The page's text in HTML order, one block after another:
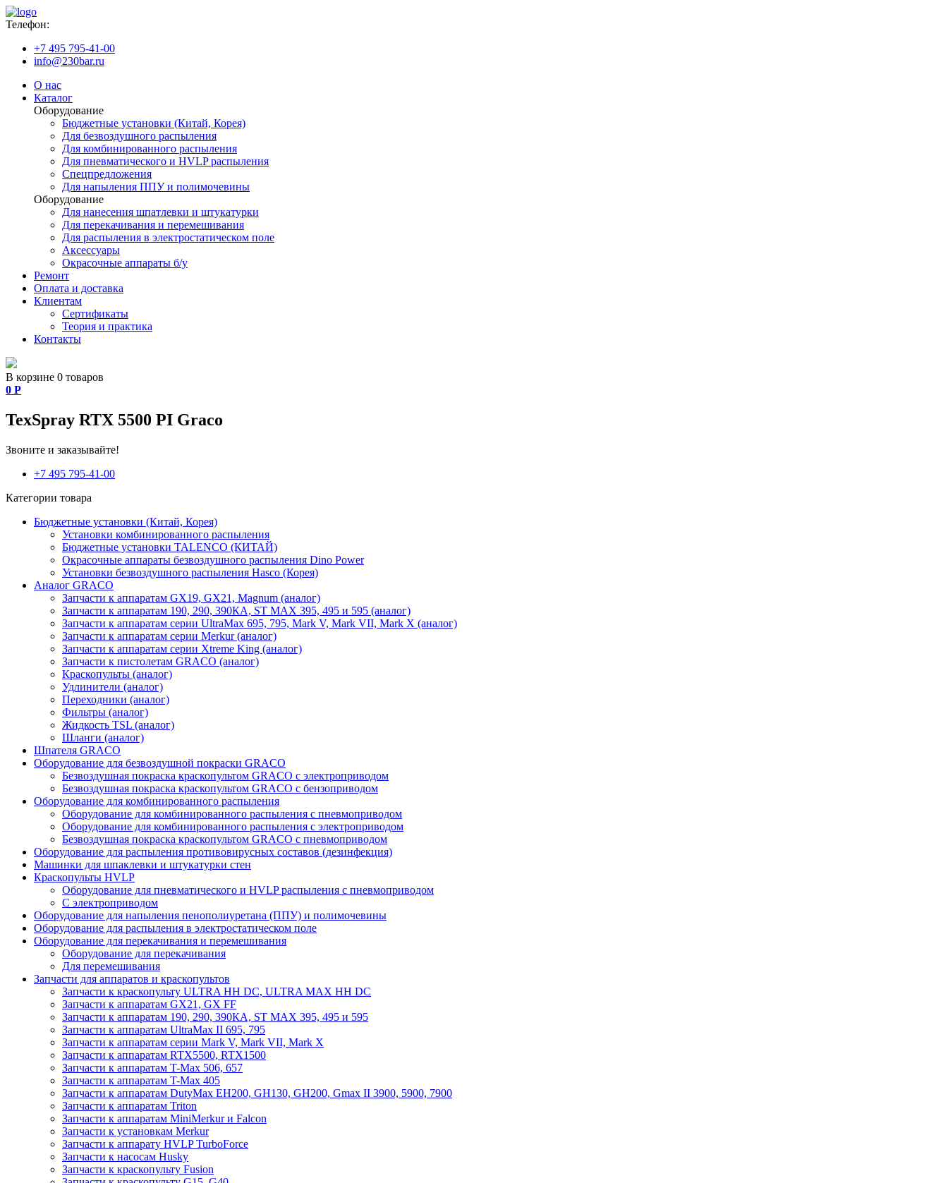
Телефон:
+7 495 795-41-00
info@230bar.ru
О нас
Каталог
Оборудование
Бюджетные установки (Китай, Корея)
Для безвоздушного распыления
Для комбинированного распыления
Для пневматического и HVLP распыления
Спецпредложения
Для напыления ППУ и полимочевины
Оборудование
Для нанесения шпатлевки и штукатурки
Для перекачивания и перемешивания
Для распыления в электростатическом поле
Аксессуары
Окрасочные аппараты б/у
Ремонт
Оплата и доставка
Клиентам
Сертификаты
Теория и практика
Контакты
В корзине 0 товаров
0 Р
TexSpray RTX 5500 PI Graco
Звоните и заказывайте!
+7 495 795-41-00
Категории товара
Бюджетные установки (Китай, Корея)
Установки комбинированного распыления
Бюджетные установки TALENCO (КИТАЙ)
Окрасочные аппараты безвоздушного распыления Dino Power
Установки безвоздушного распыления Hasco (Корея)
Аналог GRACO
Запчасти к аппаратам GX19, GX21, Magnum (аналог)
Запчасти к аппаратам 190, 290, 390КА, ST MAX 395, 495 и 595 (аналог)
Запчасти к аппаратам серии UltraMax 695, 795, Mark V, Mark VII, Mark X (аналог)
Запчасти к аппаратам серии Merkur (аналог)
Запчасти к аппаратам серии Xtreme King (аналог)
Запчасти к пистолетам GRACO (аналог)
Краскопульты (аналог)
Удлинители (аналог)
Переходники (аналог)
Фильтры (аналог)
Жидкость TSL (аналог)
Шланги (аналог)
Шпателя GRACO
Оборудование для безвоздушной покраски GRACO
Безвоздушная покраска краскопультом GRACO с электроприводом
Безвоздушная покраска краскопультом GRACO с бензоприводом
Оборудование для комбинированного распыления
Оборудование для комбинированного распыления с пневмоприводом
Оборудование для комбинированного распыления с электроприводом
Безвоздушная покраска краскопультом GRACO с пневмоприводом
Оборудование для распыления противовирусных составов (дезинфекция)
Машинки для шпаклевки и штукатурки стен
Краскопульты HVLP
Оборудование для пневматического и HVLP распыления с пневмоприводом
C электроприводом
Оборудование для напыления пенополиуретана (ППУ) и полимочевины
Оборудование для распыления в электростатическом поле
Оборудование для перекачивания и перемешивания
Оборудование для перекачивания
Для перемешивания
Запчасти для аппаратов и краскопультов
Запчасти к краскопульту ULTRA HH DC, ULTRA MAX HH DC
Запчасти к аппаратам GX21, GX FF
Запчасти к аппаратам 190, 290, 390КА, ST MAX 395, 495 и 595
Запчасти к аппаратам UltraMax II 695, 795
Запчасти к аппаратам серии Mark V, Mark VII, Mark X
Запчасти к аппаратам RTX5500, RTX1500
Запчасти к аппаратам T-Max 506, 657
Запчасти к аппаратам T-Max 405
Запчасти к аппаратам DutyMax EH200, GH130, GH200, Gmax II 3900, 5900, 7900
Запчасти к аппаратам Triton
Запчасти к аппаратам MiniMerkur и Falcon
Запчасти к установкам Merkur
Запчасти к аппарату HVLP TurboForce
Запчасти к насосам Husky
Запчасти к краскопульту Fusion